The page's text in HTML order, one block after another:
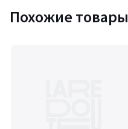
Похожие товары